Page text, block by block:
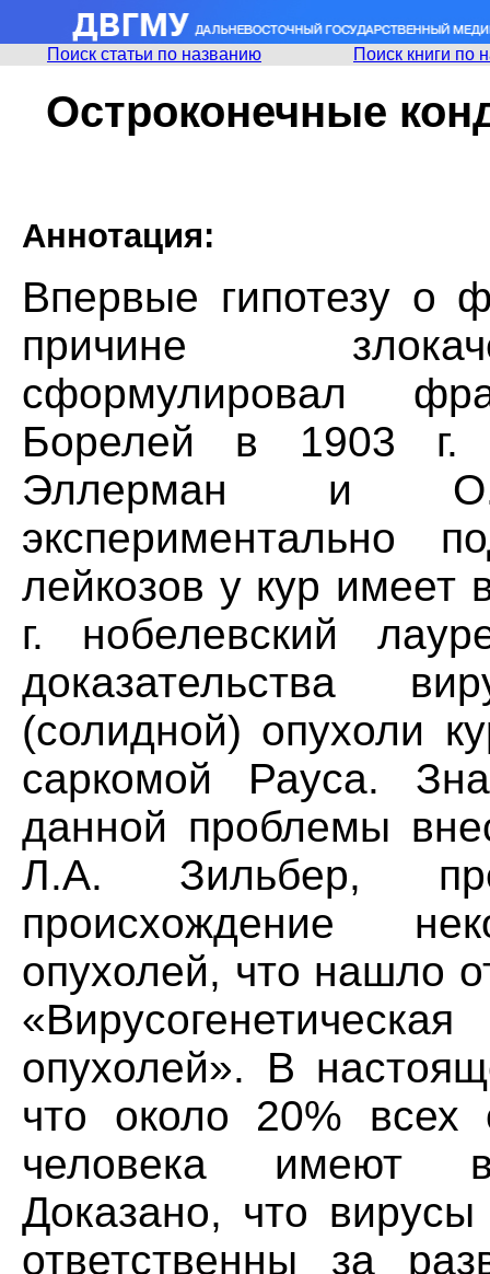
Поиск статьи по названию Поиск книги по
Остроконечные
Аннотация:
Впервые гипотезу о
причине
сформулировал
Борелей в 1903 г.
Эллерман и О.
экспериментально
лейкозов у кур имеет
г. нобелевский
доказательства
(солидной) опухоли
саркомой Рауса.
данной проблемы
Л.А. Зильбер,
происхождение
опухолей, что нашло
опухолей». В
что около 20% всех
человека имеют
Доказано, что
ответственны за